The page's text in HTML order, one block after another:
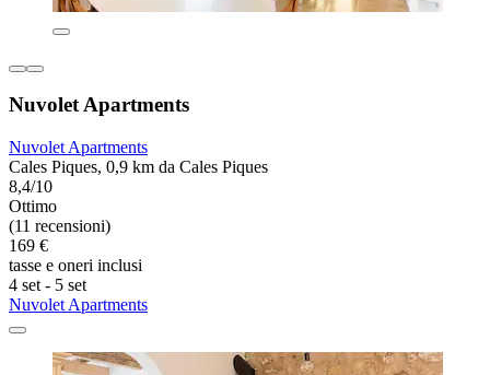
Nuvolet Apartments
Nuvolet Apartments
Cales Piques, 0,9 km da Cales Piques
8,4/10
Ottimo
(11 recensioni)
169 €
tasse e oneri inclusi
4 set - 5 set
Nuvolet Apartments